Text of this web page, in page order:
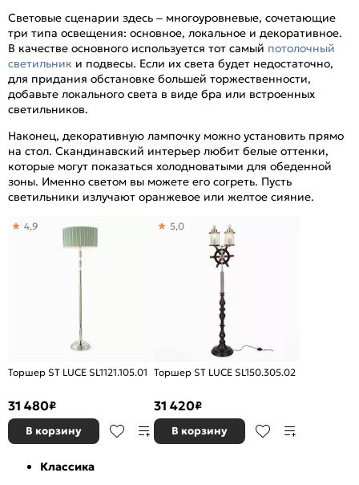
Световые сценарии здесь – многоуровневые, сочетающие
три типа освещения: основное, локальное и декоративное.
В качестве основного используется тот самый потолочный
светильник и подвесы. Если их света будет недостаточно,
для придания обстановке большей торжественности,
добавьте локального света в виде бра или встроенных
светильников.
Наконец, декоративную лампочку можно установить прямо
на стол. Скандинавский интерьер любит белые оттенки,
которые могут показаться холодноватыми для обеденной
зоны. Именно светом вы можете его согреть. Пусть
светильники излучают оранжевое или желтое сияние.
Торшер ST LUCE SL1121.105.01
4,9
31 480₽
В корзину
Торшер ST LUCE SL150.305.02
5,0
31 420₽
В корзину
Классика